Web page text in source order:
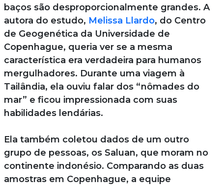
baços são desproporcionalmente grandes. A
autora do estudo, Melissa Llardo, do Centro
de Geogenética da Universidade de
Copenhague, queria ver se a mesma
característica era verdadeira para humanos
mergulhadores. Durante uma viagem à
Tailândia, ela ouviu falar dos “nômades do
mar” e ficou impressionada com suas
habilidades lendárias.
Ela também coletou dados de um outro
grupo de pessoas, os Saluan, que moram no
continente indonésio. Comparando as duas
amostras em Copenhague, a equipe